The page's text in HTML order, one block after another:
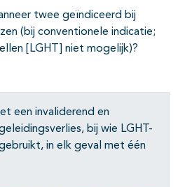
twee geïndiceerd bij
(bij conventionele indicatie;
[LGHT] niet mogelijk)?
een invaliderend en
bij wie LGHT-
in elk geval met één